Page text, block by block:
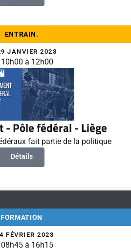
ENTRAIN.
JANVIER 2023
10h00 à 12h00
- Pôle fédéral - Liège
fait partie de la politique
Détails
FORMATION
FÉVRIER 2023
08h45 à 16h15